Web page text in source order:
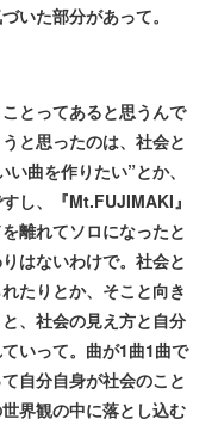
いた部分があって。
とってあると思うんで
と思ったのは、社会と
曲を作りたい”とか、
し、『Mt.FUJIMAKI』
離れてソロになったと
はないわけで。社会と
たりとか、そこと向き
、社会の見え方と自分
いって。曲が1曲1曲で
自分自身が社会のこと
界観の中に落とし込む